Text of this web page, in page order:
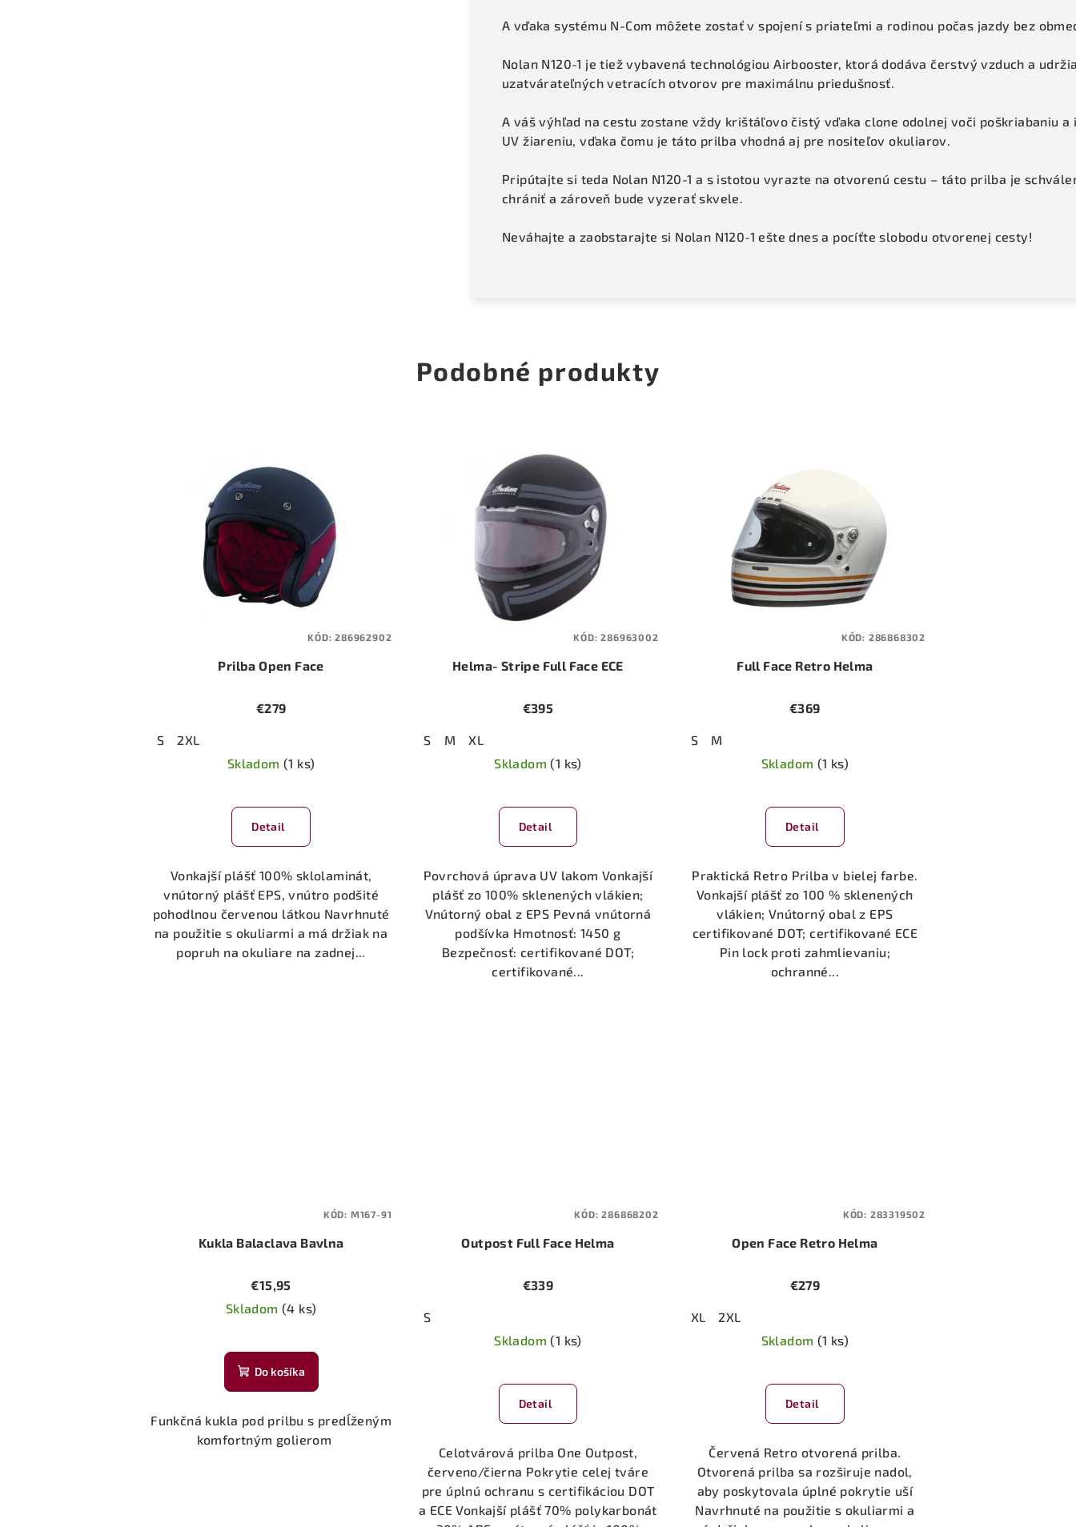
A vďaka systému N-Com môžete zostať v spojení s priateľmi a rodinou počas jazdy bez
Nolan N120-1 je tiež vybavená technológiou Airbooster, ktorá dodáva čerstvý vzduch a
uzatvárateľných vetracích otvorov pre maximálnu priedušnosť.
A váš výhľad na cestu zostane vždy krištáľovo čistý vďaka clone odolnej voči poškriabaniu
UV žiareniu, vďaka čomu je táto prilba vhodná aj pre nositeľov okuliarov.
Pripútajte si teda Nolan N120-1 a s istotou vyrazte na otvorenú cestu – táto prilba je
chrániť a zároveň bude vyzerať skvele.
Neváhajte a zaobstarajte si Nolan N120-1 ešte dnes a pocíťte slobodu otvorenej cesty!
Podobné produkty
Prilba Open Face
€279
S
2XL
Skladom(1 ks)
Detail
Vonkajší plášť 100% sklolaminát,
vnútorný plášť EPS, vnútro podšité
pohodlnou červenou látkou Navrhnuté
na použitie s okuliarmi a má držiak na
popruh na okuliare na zadnej...
KÓD:286962902
Helma- Stripe Full Face ECE
€395
S M
XL
Skladom(1 ks)
Detail
Povrchová úprava UV lakom Vonkajší
plášť zo 100% sklenených vlákien;
Vnútorný obal z EPS Pevná vnútorná
podšívka Hmotnosť: 1450 g
Bezpečnosť: certifikované DOT;
certifikované...
KÓD:286963002
Full Face Retro Helma
€369
S
M
Skladom (1 ks)
Detail
Praktická Retro Prilba v bielej farbe.
Vonkajší plášť zo 100 % sklenených
vlákien; Vnútorný obal z EPS
certifikované DOT; certifikované ECE
Pin lock proti zahmlievaniu;
ochranné...
KÓD: 286868302
Kukla Balaclava Bavlna
€15,95
Skladom(4 ks)
Do košíka
Funkčná kukla pod prilbu s predĺženým
komfortným golierom
KÓD: M167-91
Outpost Full Face Helma
€339
S
Skladom(1 ks)
Detail
Celotvárová prilba One Outpost,
červeno/čierna Pokrytie celej tváre
pre úplnú ochranu s certifikáciou DOT
a ECE Vonkajší plášť 70% polykarbonát
KÓD:286868202
Open Face Retro Helma
€279
XL
2XL
Skladom (1 ks)
Detail
Červená Retro otvorená prilba.
Otvorená prilba sa rozširuje nadol,
aby poskytovala úplné pokrytie uší
Navrhnuté na použitie s okuliarmi a
KÓD: 283319502